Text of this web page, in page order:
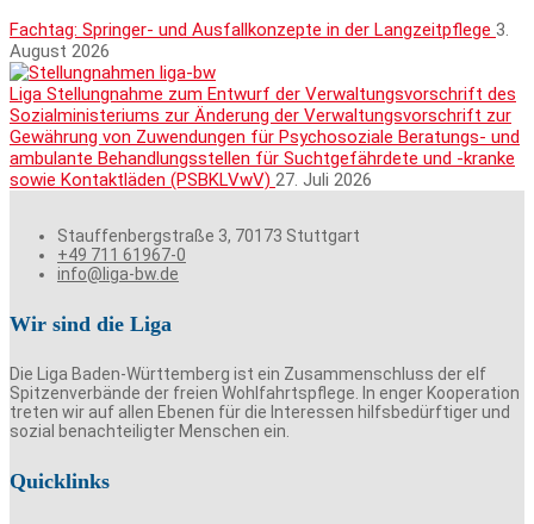
Fachtag: Springer- und Ausfallkonzepte in der Langzeitpflege 3.
August 2026
Liga Stellungnahme zum Entwurf der Verwaltungsvorschrift des
Sozialministeriums zur Änderung der Verwaltungsvorschrift zur
Gewährung von Zuwendungen für Psychosoziale Beratungs- und
ambulante Behandlungsstellen für Suchtgefährdete und -kranke
sowie Kontaktläden (PSBKLVwV) 27. Juli 2026
Stauffenbergstraße 3, 70173 Stuttgart
+49 711 61967-0
info@liga-bw.de
Wir sind die Liga
Die Liga Baden-Württemberg ist ein Zusammenschluss der elf
Spitzenverbände der freien Wohlfahrtspflege. In enger Kooperation
treten wir auf allen Ebenen für die Interessen hilfsbedürftiger und
sozial benachteiligter Menschen ein.
Quicklinks